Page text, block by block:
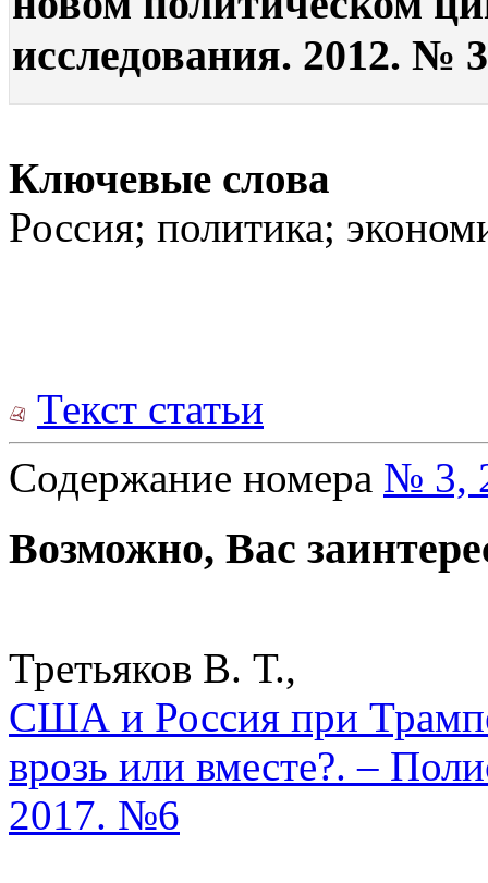
исследования. 2012. №
Ключевые слова
Россия; политика;
Текст статьи
Содержание номера № 3,
Возможно, Вас
Третьяков В. Т.,
США и Россия при
врозь или вместе?. –
2017. №6